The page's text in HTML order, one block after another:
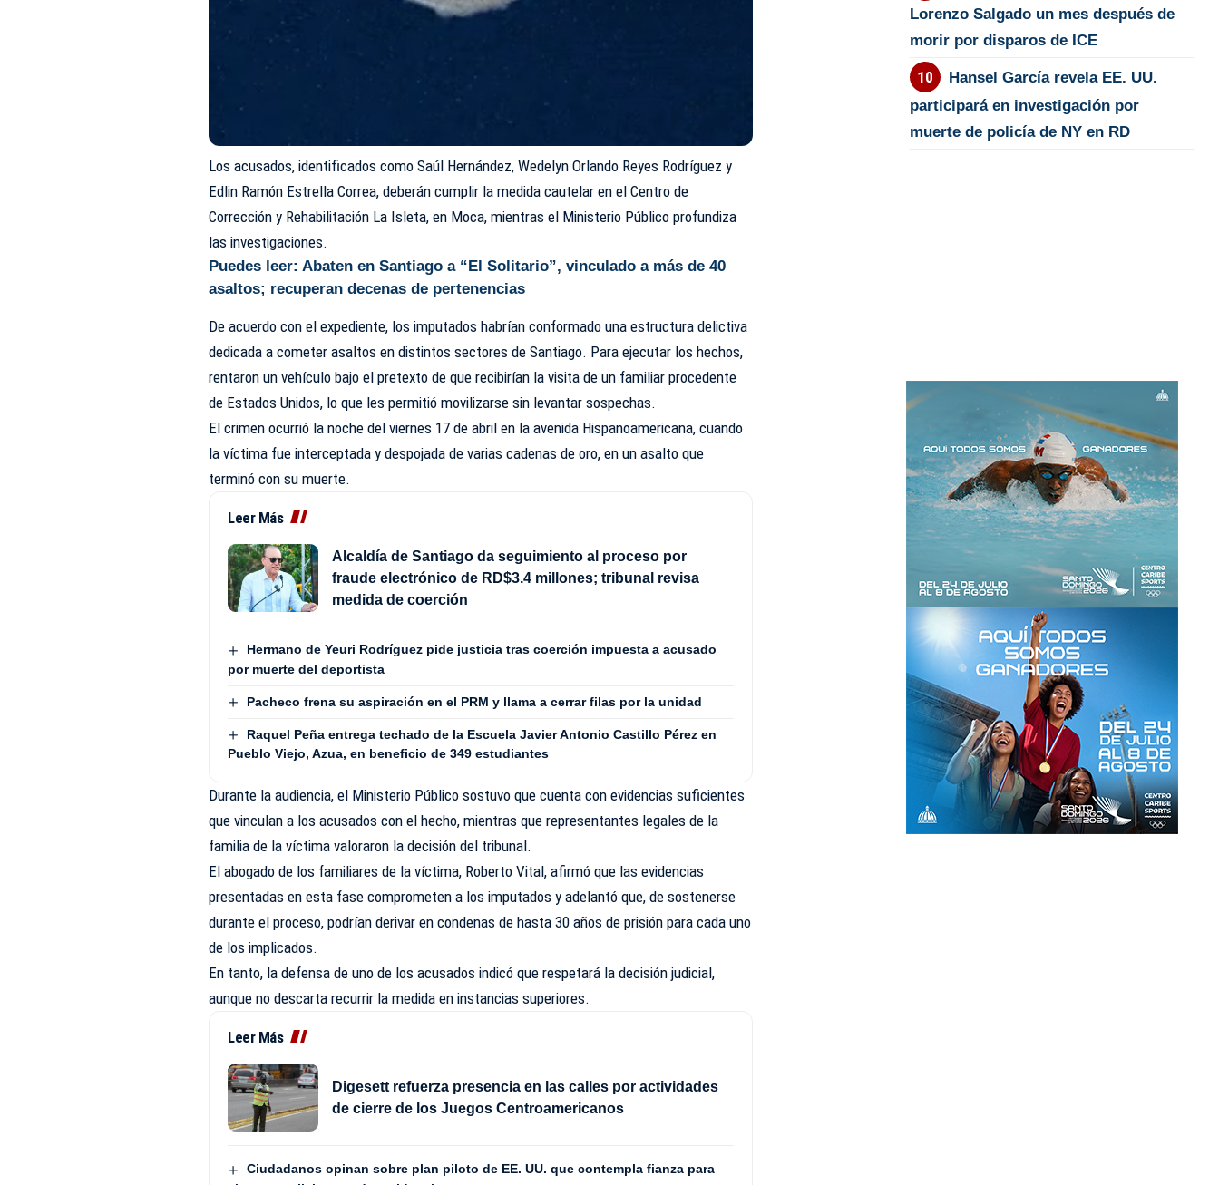
Los acusados, identificados como Saúl Hernández, Wedelyn Orlando Reyes Rodríguez y
Edlin Ramón Estrella Correa, deberán cumplir la medida cautelar en el Centro de
Corrección y Rehabilitación La Isleta, en Moca, mientras el Ministerio Público profundiza
las investigaciones.
Puedes leer:Abaten en Santiago a “El Solitario”, vinculado a más de 40
asaltos; recuperan decenas de pertenencias
De acuerdo con el expediente, los imputados habrían conformado una estructura delictiva
dedicada a cometer asaltos en distintos sectores de Santiago. Para ejecutar los hechos,
rentaron un vehículo bajo el pretexto de que recibirían la visita de un familiar procedente
de Estados Unidos, lo que les permitió movilizarse sin levantar sospechas.
El crimen ocurrió la noche del viernes 17 de abril en la avenida Hispanoamericana, cuando
la víctima fue interceptada y despojada de varias cadenas de oro, en un asalto que
terminó con su muerte.
Leer Más
Alcaldía de Santiago da seguimiento al proceso por
fraude electrónico de RD$3.4 millones; tribunal revisa
medida de coerción
Hermano de Yeuri Rodríguez pide justicia tras coerción impuesta a acusado
por muerte del deportista
Pacheco frena su aspiración en el PRM y llama a cerrar filas por la unidad
Raquel Peña entrega techado de la Escuela Javier Antonio Castillo Pérez en
Pueblo Viejo, Azua, en beneficio de 349 estudiantes
Durante la audiencia, el Ministerio Público sostuvo que cuenta con evidencias suficientes
que vinculan a los acusados con el hecho, mientras que representantes legales de la
familia de la víctima valoraron la decisión del tribunal.
El abogado de los familiares de la víctima, Roberto Vital, afirmó que las evidencias
presentadas en esta fase comprometen a los imputados y adelantó que, de sostenerse
durante el proceso, podrían derivar en condenas de hasta 30 años de prisión para cada uno
de los implicados.
En tanto, la defensa de uno de los acusados indicó que respetará la decisión judicial,
aunque no descarta recurrir la medida en instancias superiores.
Leer Más
Digesett refuerza presencia en las calles por actividades
de cierre de los Juegos Centroamericanos
Ciudadanos opinan sobre plan piloto de EE. UU. que contempla fianza para
Lorenzo Salgado un mes después de
morir por disparos de ICE
Hansel García revela EE. UU.
participará en investigación por
muerte de policía de NY en RD